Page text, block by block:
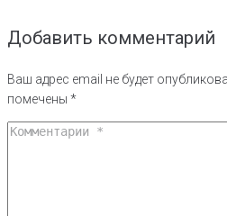
Добавить комментарий
Ваш адрес email не будет
помечены *